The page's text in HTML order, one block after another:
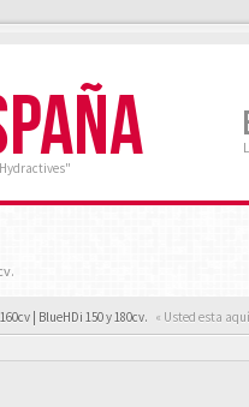
| BlueHDi 150 y 180cv. « Usted esta aquí